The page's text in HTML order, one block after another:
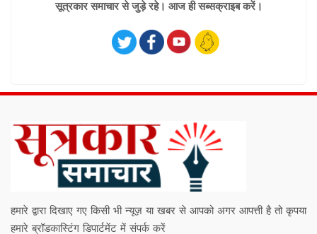
सूत्रकार समाचार से जुड़े रहे। आज ही सब्सक्राइब करें।
हमारे द्वारा दिखाए गए किसी भी न्यूज़ या खबर से आपको अगर आपत्ती है तो कृपया
हमारे ब्रॉडकास्टिंग डिपार्टमेंट में संपर्क करें